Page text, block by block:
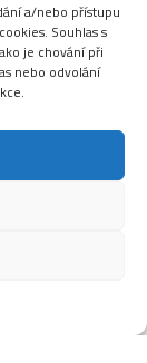
a/nebo přístupu
Souhlas s
je chování při
nebo odvolání